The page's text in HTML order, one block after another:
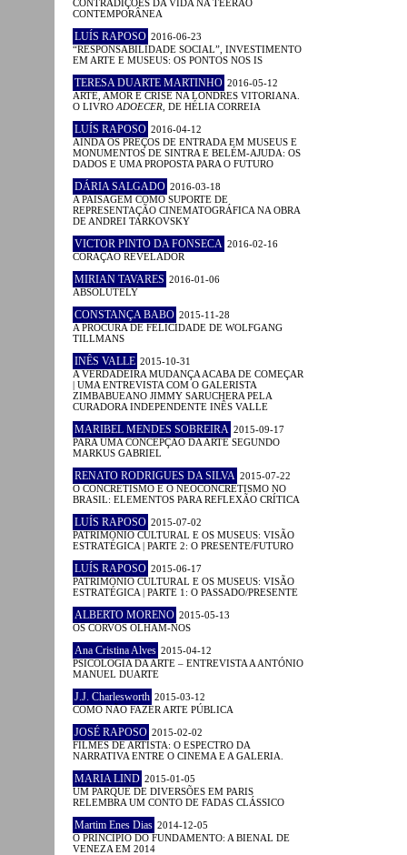
CONTRADIÇÕES DA VIDA NA TEERÃO
CONTEMPORÂNEA
LUÍS RAPOSO 2016-06-23
“RESPONSABILIDADE SOCIAL”, INVESTIMENTO
EM ARTE E MUSEUS: OS PONTOS NOS IS
TERESA DUARTE MARTINHO 2016-05-12
ARTE, AMOR E CRISE NA LONDRES VITORIANA.
O LIVRO ADOECER , DE HÉLIA CORREIA
LUÍS RAPOSO 2016-04-12
AINDA OS PREÇOS DE ENTRADA EM MUSEUS E
MONUMENTOS DE SINTRA E BELÉM-AJUDA: OS
DADOS E UMA PROPOSTA PARA O FUTURO
DÁRIA SALGADO 2016-03-18
A PAISAGEM COMO SUPORTE DE
REPRESENTAÇÃO CINEMATOGRÁFICA NA OBRA
DE ANDREI TARKOVSKY
VICTOR PINTO DA FONSECA 2016-02-16
CORAÇÃO REVELADOR
MIRIAN TAVARES 2016-01-06
ABSOLUTELY
CONSTANÇA BABO 2015-11-28
A PROCURA DE FELICIDADE DE WOLFGANG
TILLMANS
INÊS VALLE 2015-10-31
A VERDADEIRA MUDANÇA ACABA DE COMEÇAR
| UMA ENTREVISTA COM O GALERISTA
ZIMBABUEANO JIMMY SARUCHERA PELA
CURADORA INDEPENDENTE INÊS VALLE
MARIBEL MENDES SOBREIRA 2015-09-17
PARA UMA CONCEPÇÃO DA ARTE SEGUNDO
MARKUS GABRIEL
RENATO RODRIGUES DA SILVA 2015-07-22
O CONCRETISMO E O NEOCONCRETISMO NO
BRASIL: ELEMENTOS PARA REFLEXÃO CRÍTICA
LUÍS RAPOSO 2015-07-02
PATRIMÓNIO CULTURAL E OS MUSEUS: VISÃO
ESTRATÉGICA | PARTE 2: O PRESENTE/FUTURO
LUÍS RAPOSO 2015-06-17
PATRIMÓNIO CULTURAL E OS MUSEUS: VISÃO
ESTRATÉGICA | PARTE 1: O PASSADO/PRESENTE
ALBERTO MORENO 2015-05-13
OS CORVOS OLHAM-NOS
Ana Cristina Alves 2015-04-12
PSICOLOGIA DA ARTE – ENTREVISTA A ANTÓNIO
MANUEL DUARTE
J.J. Charlesworth 2015-03-12
COMO NÃO FAZER ARTE PÚBLICA
JOSÉ RAPOSO 2015-02-02
FILMES DE ARTISTA: O ESPECTRO DA
NARRATIVA ENTRE O CINEMA E A GALERIA.
MARIA LIND 2015-01-05
UM PARQUE DE DIVERSÕES EM PARIS
RELEMBRA UM CONTO DE FADAS CLÁSSICO
Martim Enes Dias 2014-12-05
O PRINCÍPIO DO FUNDAMENTO: A BIENAL DE
VENEZA EM 2014